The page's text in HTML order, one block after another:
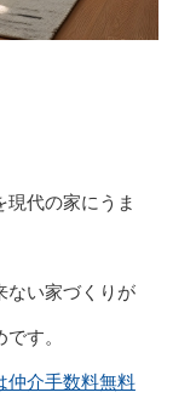
代の家にうま
ない家づくりが
す。
仲介⼿数料無料